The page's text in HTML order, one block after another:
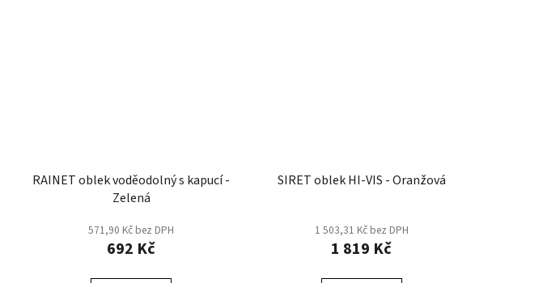
RAINET oblek voděodolný s kapucí -
Zelená
571,90 Kč bez DPH
692 Kč
SIRET oblek HI-VIS - Oranžová
1 503,31 Kč bez DPH
1 819 Kč